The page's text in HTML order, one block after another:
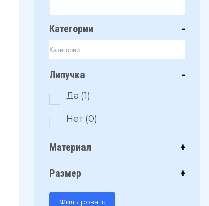
Категории -
Липучка -
Да (1)
Нет(0)
Материал +
Размер +
Фильтровать